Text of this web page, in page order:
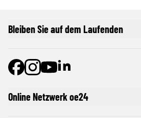
Online Netzwerk oe24
Bleiben Sie auf dem Laufenden